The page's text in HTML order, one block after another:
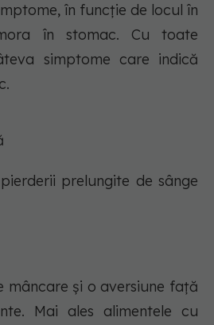
în funcție de locul în
în stomac. Cu toate
simptome care indică
prelungite de sânge
mâncare și o aversiune față
Mai ales alimentele cu